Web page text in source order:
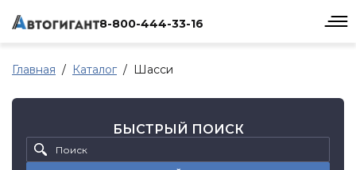
8-800-444-33-16
Главная Каталог Шасси
БЫСТРЫЙ ПОИСК